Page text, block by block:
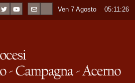
Ven 7 Agosto ----05:11:26